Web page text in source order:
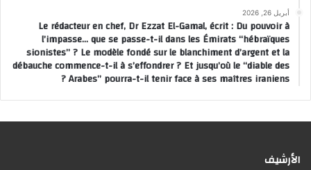
أبريل 26, 2026
Le rédacteur en chef, Dr Ezzat El-Gamal, écrit : Du pouvoir à
l’impasse… que se passe-t-il dans les Émirats “hébraïques
sionistes” ? Le modèle fondé sur le blanchiment d’argent et la
débauche commence-t-il à s’effondrer ? Et jusqu’où le “diable des
Arabes” pourra-t-il tenir face à ses maîtres iraniens ?
الأرشيف